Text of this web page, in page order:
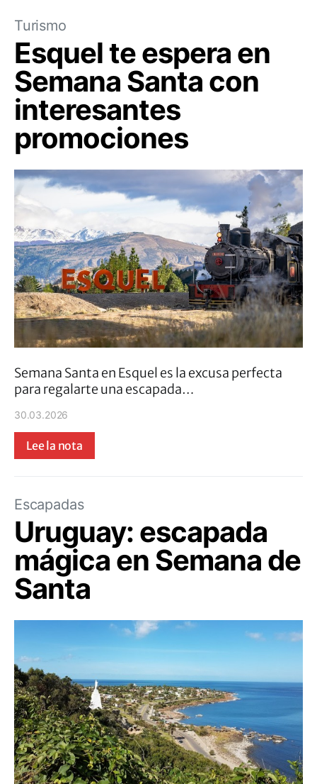
Turismo
Esquel te espera en
Semana Santa con
interesantes
promociones
Semana Santa en Esquel es la excusa perfecta
para regalarte una escapada…
30.03.2026
Lee la nota
Escapadas
Uruguay: escapada
mágica en Semana de
Santa